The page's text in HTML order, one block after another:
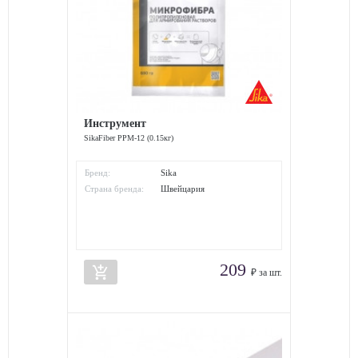
Инструмент
SikaFiber PPM-12 (0.15кг)
Бренд:
Sika
Страна бренда:
Швейцария
add_shopping_cart 209 ₽ за шт.